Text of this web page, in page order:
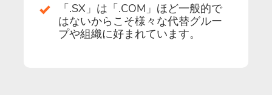
「.SX」は「.COM」ほど一般的で
はないからこそ様々な代替グルー
プや組織に好まれています。